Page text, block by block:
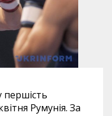
першість
Румунія. За